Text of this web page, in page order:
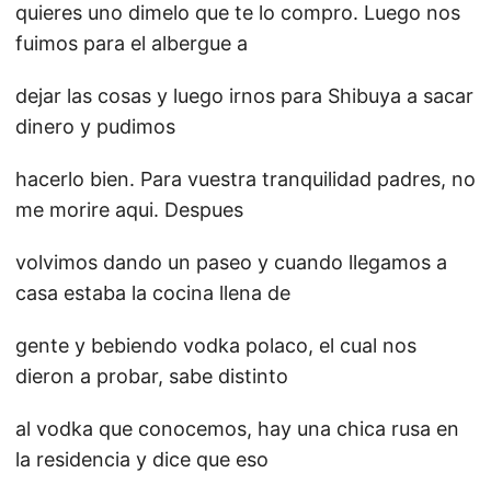
quieres uno dimelo que te lo compro. Luego nos
fuimos para el albergue a
dejar las cosas y luego irnos para Shibuya a sacar
dinero y pudimos
hacerlo bien. Para vuestra tranquilidad padres, no
me morire aqui. Despues
volvimos dando un paseo y cuando llegamos a
casa estaba la cocina llena de
gente y bebiendo vodka polaco, el cual nos
dieron a probar, sabe distinto
al vodka que conocemos, hay una chica rusa en
la residencia y dice que eso